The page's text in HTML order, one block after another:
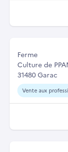
Ferme
Culture de
31480 Garac
Vente aux